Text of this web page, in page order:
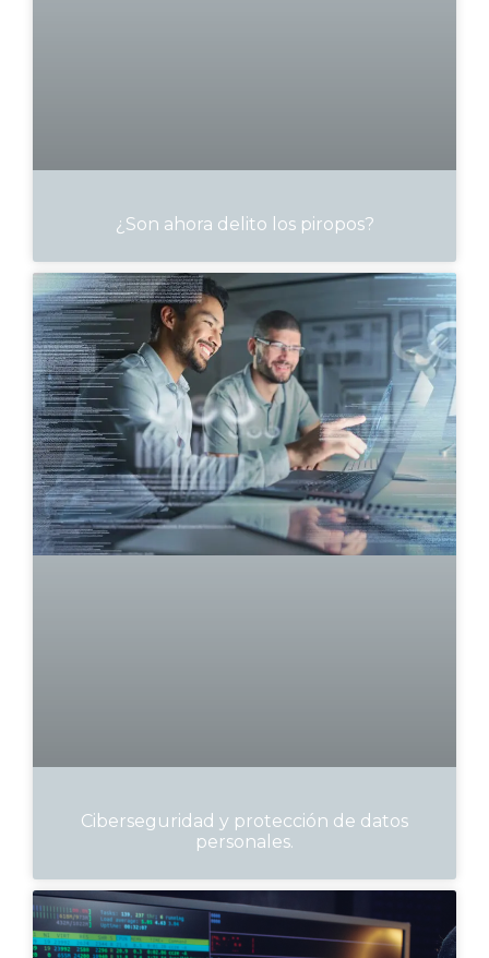
¿Son ahora delito los piropos?
Ciberseguridad y protección de datos
personales.